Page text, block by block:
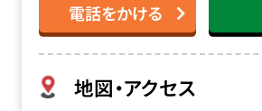
電話をかける
地図・アクセス